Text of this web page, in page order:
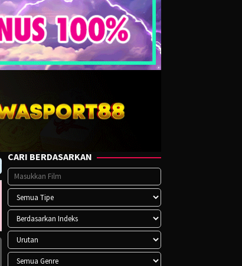
atau saat download, hubungi kami di Telegram.
CARI BERDASARKAN